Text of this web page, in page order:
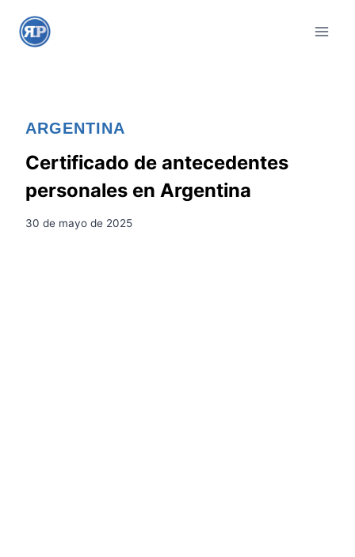
ARGENTINA
Certificado de antecedentes
personales en Argentina
30 de mayo de 2025